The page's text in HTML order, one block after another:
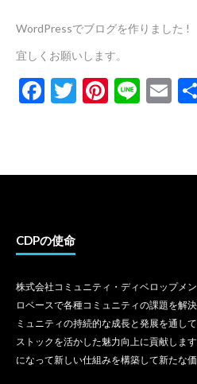
WordPressでブログを作りました !
宜しくお願いします。
Facebook
TwitterLine
CDPの使命
株式会社コミュニティ・ディベロップメ
ロベースで各種コミュニティの課題を解
ミュニティの持続的な成長と発展を通し
ストックを活かした魅力向上に貢献しま
になって新しい仕組みを構築して新たな価